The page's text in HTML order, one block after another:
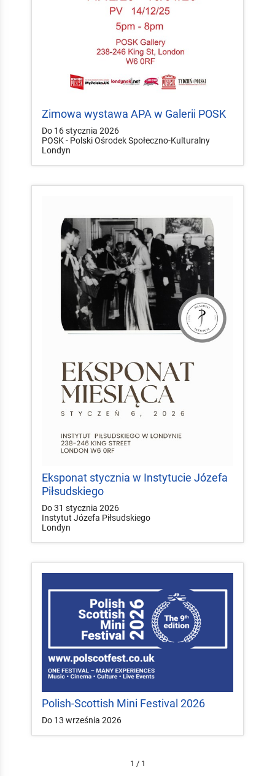
Zimowa wystawa APA w Galerii POSK
Do 16 stycznia 2026
POSK - Polski Ośrodek Społeczno-Kulturalny
Londyn
Eksponat stycznia w Instytucie Józefa
Piłsudskiego
Do 31 stycznia 2026
Instytut Józefa Piłsudskiego
Londyn
Polish-Scottish Mini Festival 2026
Do 13 września 2026
1 / 1